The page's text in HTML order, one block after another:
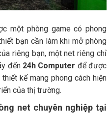
một phòng game có phong
bạn cần làm khi mở phòng
riêng bạn, một net riêng chỉ
đến 24h Computer để được
kế mang phong cách hiện
của thị trường.
net chuyên nghiệp tại